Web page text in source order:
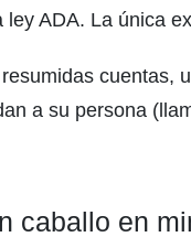
ley ADA. La única
cuentas,
a su persona
caballo en